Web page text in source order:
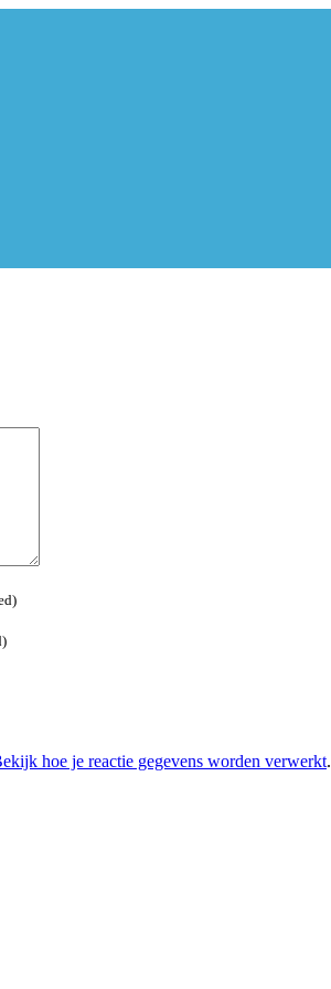
hoe je reactie gegevens worden verwerkt.